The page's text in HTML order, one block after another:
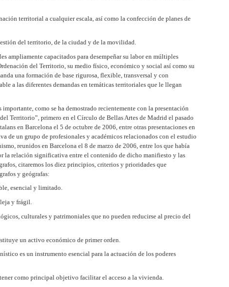
territorial a cualquier escala, así como la confección de planes de
del territorio, de la ciudad y de la movilidad.
ampliamente capacitados para desempeñar su labor en múltiples
del Territorio, su medio físico, económico y social así como su
una formación de base rigurosa, flexible, transversal y con
a las diferentes demandas en temáticas territoriales que le llegan
como se ha demostrado recientemente con la presentación
Territorio”, primero en el Círculo de Bellas Artes de Madrid el pasado
en Barcelona el 5 de octubre de 2006, entre otras presentaciones en
de un grupo de profesionales y académicos relacionados con el estudio
reunidos en Barcelona el 8 de marzo de 2006, entre los que había
la relación significativa entre el contenido de dicho manifiesto y las
citaremos los diez principios, criterios y prioridades que
y geógrafas:
esencial y limitado.
y frágil.
culturales y patrimoniales que no pueden reducirse al precio del
un activo económico de primer orden.
es un instrumento esencial para la actuación de los poderes
como principal objetivo facilitar el acceso a la vivienda.